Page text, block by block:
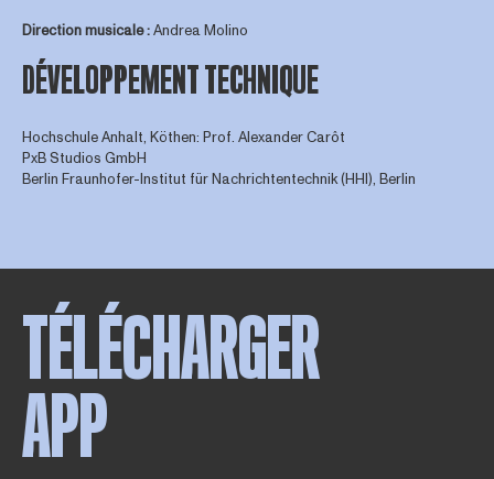
Direction musicale :Andrea Molino
DÉVELOPPEMENT TECHNIQUE
Hochschule Anhalt, Köthen: Prof. Alexander Carôt
PxB Studios GmbH
Berlin Fraunhofer-Institut für Nachrichtentechnik (HHI), Berlin
TÉLÉCHARGER
APP